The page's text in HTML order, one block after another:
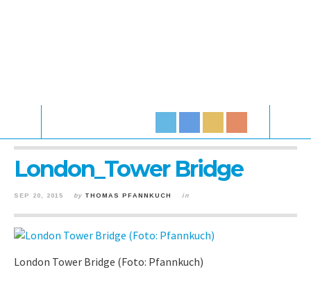
London_Tower Bridge
SEP 20, 2015 by THOMAS PFANNKUCH in
London Tower Bridge (Foto: Pfannkuch)